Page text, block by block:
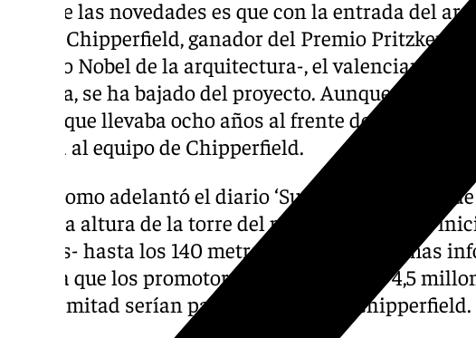
Una de las novedades es que con la entrada del
David Chipperfield, ganador del Premio Pritzker
Premio Nobel de la arquitectura-, el valenciano José
Málaga, se ha bajado del proyecto. Aunque al
Seguí, que llevaba ocho años al frente de la parte
uniera al equipo de Chipperfield.
Tal y como adelantó el diario ‘Sur’ el pasado mes
subir la altura de la torre del puerto -planteada
metros- hasta los 140 metros. Según las últimas
estima que los promotores inviertan unos 4,5
que la mitad serían para el estudio de Chipperfield.